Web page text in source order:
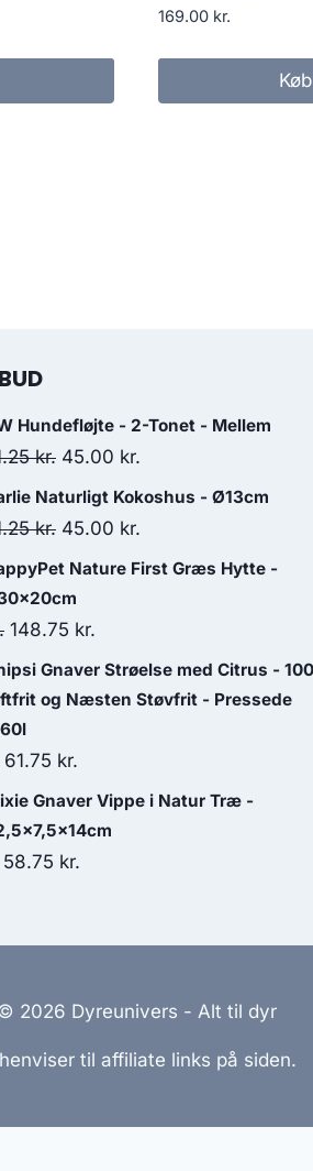
169.00 kr.
Hundefløjte - 2-Tonet - Mellem
kr. Den
oprindelige
pris
45.00 kr.
aktuelle
Naturligt Kokoshus - Ø13cm
kr. Den
oprindelige
pris
var:
51.25 kr..
45.00 kr.
aktuelle
45.00 kr..
Nature First Græs Hytte -
Den
oprindelige
pris
var:
172.50 kr..
148.75 kr.
aktuelle
pris
Gnaver Strøelse med Citrus -
og Næsten Støvfrit - Pressede
Den
oprindelige
pris
var:
61.75 kr.
aktuelle
pris
Gnaver Vippe i Natur Træ -
Den
58.75 kr.
2026 Dyreunivers - Alt til dyr
til affiliate links på siden.